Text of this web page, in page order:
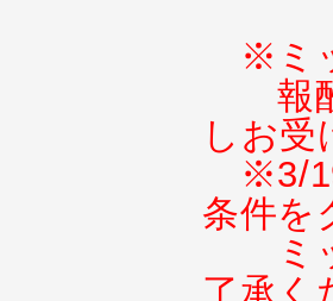
※ミ
報
しお受
※3/
条件を
ミ
了承く